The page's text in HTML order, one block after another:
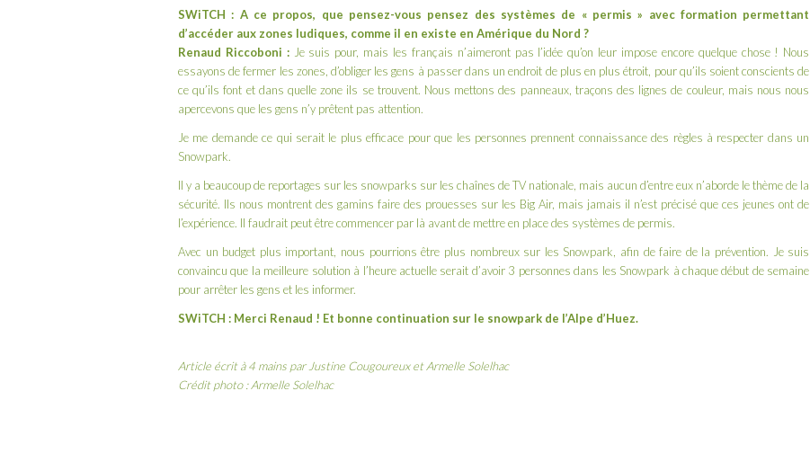
SWiTCH : A ce propos, que pensez-vous pensez des systèmes de « permis » avec formation permettant
d’accéder aux zones ludiques, comme il en existe en Amérique du Nord ?
Renaud Riccoboni : Je suis pour, mais les français n’aimeront pas l’idée qu’on leur impose encore quelque chose ! Nous
essayons de fermer les zones, d’obliger les gens à passer dans un endroit de plus en plus étroit, pour qu’ils soient conscients de
ce qu’ils font et dans quelle zone ils se trouvent. Nous mettons des panneaux, traçons des lignes de couleur, mais nous nous
apercevons que les gens n’y prêtent pas attention.
Je me demande ce qui serait le plus efficace pour que les personnes prennent connaissance des règles à respecter dans un
Snowpark.
Il y a beaucoup de reportages sur les snowparks sur les chaînes de TV nationale, mais aucun d’entre eux n’aborde le thème de la
sécurité. Ils nous montrent des gamins faire des prouesses sur les Big Air, mais jamais il n’est précisé que ces jeunes ont de
l’expérience. Il faudrait peut être commencer par là avant de mettre en place des systèmes de permis.
Avec un budget plus important, nous pourrions être plus nombreux sur les Snowpark, afin de faire de la prévention. Je suis
convaincu que la meilleure solution à l’heure actuelle serait d’avoir 3 personnes dans les Snowpark à chaque début de semaine
pour arrêter les gens et les informer.
SWiTCH : Merci Renaud ! Et bonne continuation sur le snowpark de l’Alpe d’Huez.
Article écrit à 4 mains par Justine Cougoureux et Armelle Solelhac
Crédit photo : Armelle Solelhac